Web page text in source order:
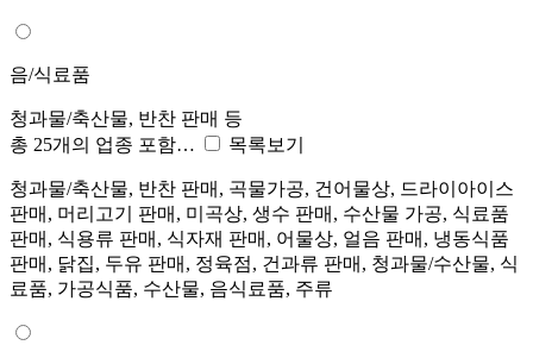
음/식료품
청과물/축산물, 반찬 판매 등
총 25개의 업종 포함…
목록보기
청과물/축산물, 반찬 판매, 곡물가공, 건어물상, 드라이아이스
판매, 머리고기 판매, 미곡상, 생수 판매, 수산물 가공, 식료품
판매, 식용류 판매, 식자재 판매, 어물상, 얼음 판매, 냉동식품
판매, 닭집, 두유 판매, 정육점, 건과류 판매, 청과물/수산물, 식
료품, 가공식품, 수산물, 음식료품, 주류